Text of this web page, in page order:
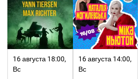
16 августа 18:00,
Вс
16 августа 14:00,
Вс